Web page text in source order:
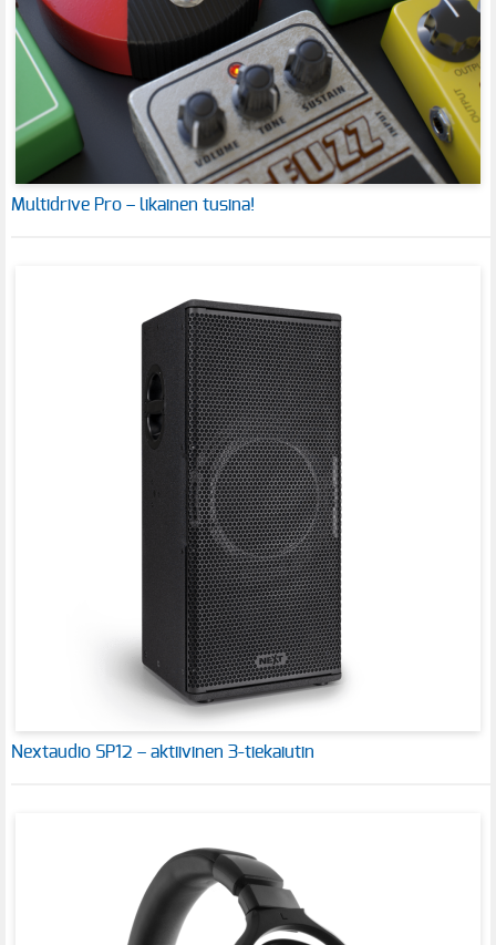
Multidrive Pro – likainen tusina!
Nextaudio SP12 – aktiivinen 3-tiekaiutin